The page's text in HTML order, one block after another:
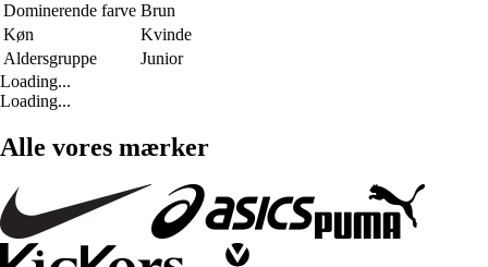
Dominerende farve Brun
Køn
Kvinde
Aldersgruppe
Junior
Loading...
Loading...
Alle vores mærker